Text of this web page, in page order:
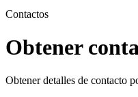
Contactos
Obtener
Obtener detalles de contacto